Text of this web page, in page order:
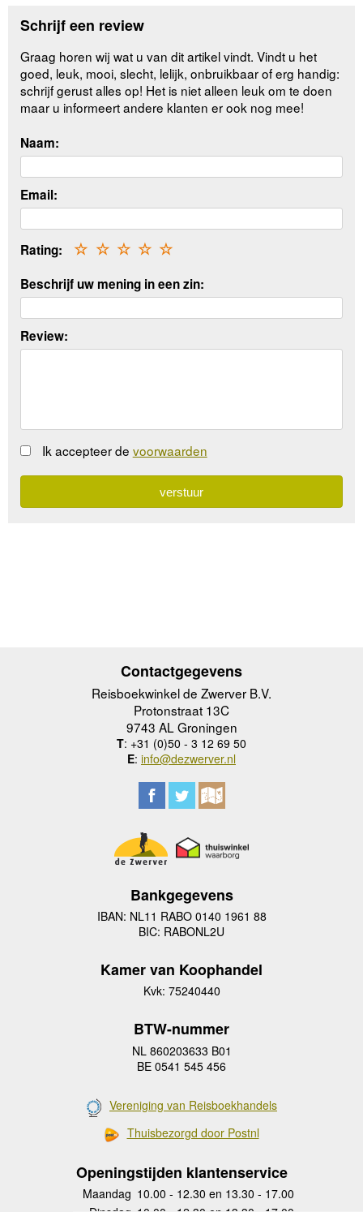
Schrijf een review
Graag horen wij wat u van dit artikel vindt. Vindt u het
goed, leuk, mooi, slecht, lelijk, onbruikbaar of erg handig:
schrijf gerust alles op! Het is niet alleen leuk om te doen
maar u informeert andere klanten er ook nog mee!
Naam:
Email:
Rating: ☆
☆
☆
☆
☆
Beschrijf uw mening in een zin:
Review:
Ik accepteer de voorwaarden
Contactgegevens
Reisboekwinkel de Zwerver B.V.
Protonstraat 13C
9743 AL Groningen
T: +31 (0)50 - 3 12 69 50
E: info@dezwerver.nl
Bankgegevens
IBAN: NL11 RABO 0140 1961 88
BIC: RABONL2U
Kamer van Koophandel
Kvk: 75240440
BTW-nummer
NL 860203633 B01
BE 0541 545 456
Vereniging van Reisboekhandels
Thuisbezorgd door Postnl
Openingstijden klantenservice
Maandag 10.00 - 12.30 en 13.30 - 17.00